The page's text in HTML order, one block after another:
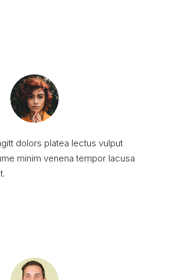
dolors platea lectus vulput
minim venena tempor lacusa